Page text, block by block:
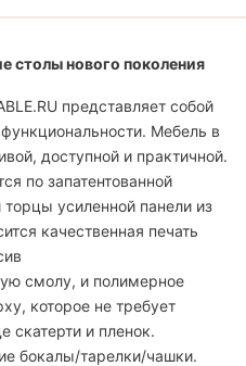
столы нового поколения
представляет собой
Мебель в
доступной и практичной.
по запатентованной
усиленной панели из
качественная печать
смолу, и полимерное
которое не требует
скатерти и пленок.
бокалы/тарелки/чашки.